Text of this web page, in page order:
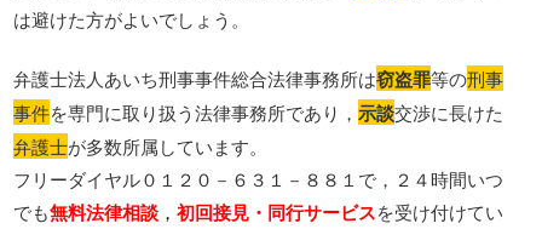
は避けた方がよいでしょう。
弁護士法人あいち刑事事件総合法律事務所は窃盗罪等の刑事
事件を専門に取り扱う法律事務所であり，示談交渉に長けた
弁護士が多数所属しています。
フリーダイヤル０１２０－６３１－８８１で，２４時間いつ
でも無料法律相談 ，初回接見・同行サービスを受け付けてい